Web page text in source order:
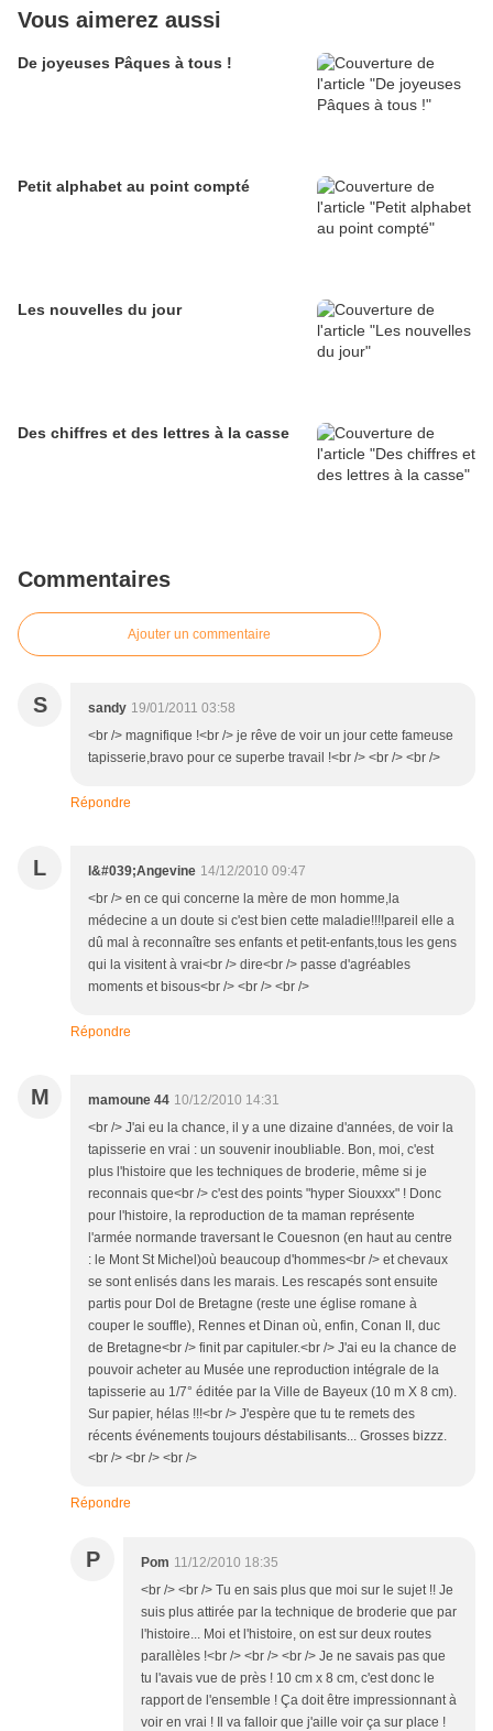
Vous aimerez aussi
De joyeuses Pâques à tous !
Petit alphabet au point compté
Les nouvelles du jour
Des chiffres et des lettres à la casse
Commentaires
Ajouter un commentaire
S sandy 19/01/2011 03:58
<br /> magnifique !<br /> je rêve de voir un jour cette fameuse
tapisserie,bravo pour ce superbe travail !<br /> <br /> <br />
Répondre
L l&#039;Angevine 14/12/2010 09:47
<br /> en ce qui concerne la mère de mon homme,la
médecine a un doute si c'est bien cette maladie!!!!pareil elle a
dû mal à reconnaître ses enfants et petit-enfants,tous les gens
qui la visitent à vrai<br /> dire<br /> passe d'agréables
moments et bisous<br /> <br /> <br />
Répondre
M mamoune 44 10/12/2010 14:31
<br /> J'ai eu la chance, il y a une dizaine d'années, de voir la
tapisserie en vrai : un souvenir inoubliable. Bon, moi, c'est
plus l'histoire que les techniques de broderie, même si je
reconnais que<br /> c'est des points "hyper Siouxxx" ! Donc
pour l'histoire, la reproduction de ta maman représente
l'armée normande traversant le Couesnon (en haut au centre
: le Mont St Michel)où beaucoup d'hommes<br /> et chevaux
se sont enlisés dans les marais. Les rescapés sont ensuite
partis pour Dol de Bretagne (reste une église romane à
couper le souffle), Rennes et Dinan où, enfin, Conan II, duc
de Bretagne<br /> finit par capituler.<br /> J'ai eu la chance de
pouvoir acheter au Musée une reproduction intégrale de la
tapisserie au 1/7° éditée par la Ville de Bayeux (10 m X 8 cm).
Sur papier, hélas !!!<br /> J'espère que tu te remets des
récents événements toujours déstabilisants... Grosses bizzz.
<br /> <br /> <br />
Répondre
P Pom 11/12/2010 18:35
<br /> <br /> Tu en sais plus que moi sur le sujet !! Je
suis plus attirée par la technique de broderie que par
l'histoire... Moi et l'histoire, on est sur deux routes
parallèles !<br /> <br /> <br /> Je ne savais pas que
tu l'avais vue de près ! 10 cm x 8 cm, c'est donc le
rapport de l'ensemble ! Ça doit être impressionnant à
voir en vrai ! Il va falloir que j'aille voir ça sur place !